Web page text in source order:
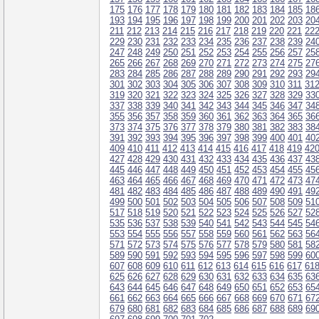
175 176 177 178 179 180 181 182 183 184 185
193 194 195 196 197 198 199 200 201 202 203
211 212 213 214 215 216 217 218 219 220 221 222
229 230 231 232 233 234 235 236 237 238 239
247 248 249 250 251 252 253 254 255 256 257
265 266 267 268 269 270 271 272 273 274 275
283 284 285 286 287 288 289 290 291 292 293
301 302 303 304 305 306 307 308 309 310 311 312
319 320 321 322 323 324 325 326 327 328 329
337 338 339 340 341 342 343 344 345 346 347
355 356 357 358 359 360 361 362 363 364 365
373 374 375 376 377 378 379 380 381 382 383
391 392 393 394 395 396 397 398 399 400 401
409 410 411 412 413 414 415 416 417 418 419 420
427 428 429 430 431 432 433 434 435 436 437
445 446 447 448 449 450 451 452 453 454 455
463 464 465 466 467 468 469 470 471 472 473
481 482 483 484 485 486 487 488 489 490 491
499 500 501 502 503 504 505 506 507 508 509
517 518 519 520 521 522 523 524 525 526 527
535 536 537 538 539 540 541 542 543 544 545
553 554 555 556 557 558 559 560 561 562 563
571 572 573 574 575 576 577 578 579 580 581
589 590 591 592 593 594 595 596 597 598 599
607 608 609 610 611 612 613 614 615 616 617 618
625 626 627 628 629 630 631 632 633 634 635
643 644 645 646 647 648 649 650 651 652 653
661 662 663 664 665 666 667 668 669 670 671
679 680 681 682 683 684 685 686 687 688 689